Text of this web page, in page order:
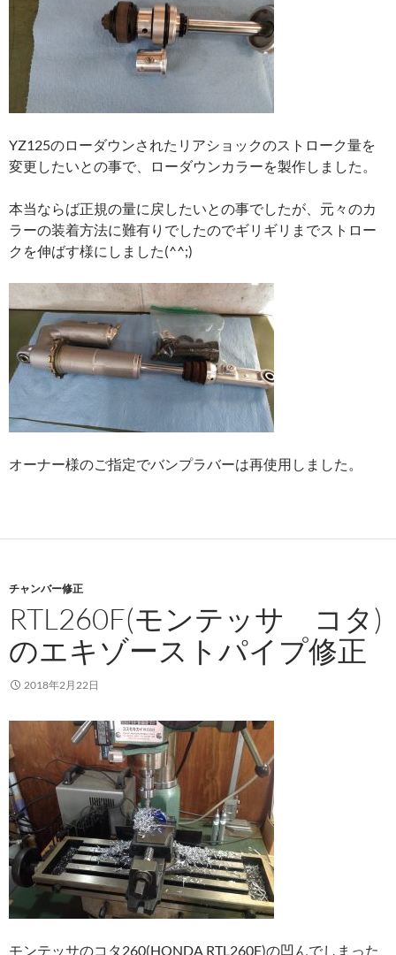
YZ125のローダウンされたリアショックのストローク量を
変更したいとの事で、ローダウンカラーを製作しました。
本当ならば正規の量に戻したいとの事でしたが、元々のカ
ラーの装着方法に難有りでしたのでギリギリまでストロー
クを伸ばす様にしました(^^;)
オーナー様のご指定でバンプラバーは再使用しました。
チャンバー修正
RTL260F(モンテッサ コタ)
のエキゾーストパイプ修正
2018年2月22日
モンテッサのコタ260(HONDA RTL260F)の凹んでしまった